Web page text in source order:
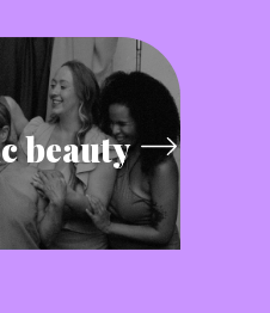
beauty